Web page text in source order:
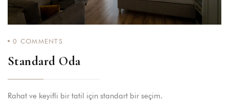
0 COMMENTS
Standard Oda
Rahat ve keyifli bir tatil için standart bir seçim.